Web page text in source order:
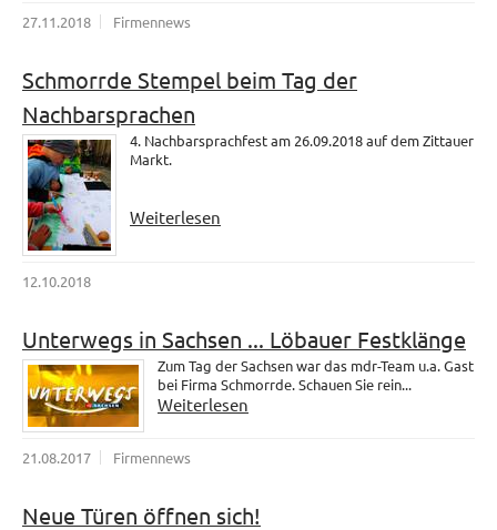
27.11.2018 Firmennews
Schmorrde Stempel beim Tag der
Nachbarsprachen
4. Nachbarsprachfest am 26.09.2018 auf dem Zittauer
Markt.
Weiterlesen
12.10.2018
Unterwegs in Sachsen ... Löbauer Festklänge
Zum Tag der Sachsen war das mdr-Team u.a. Gast
bei Firma Schmorrde. Schauen Sie rein...
Weiterlesen
21.08.2017 Firmennews
Neue Türen öffnen sich!